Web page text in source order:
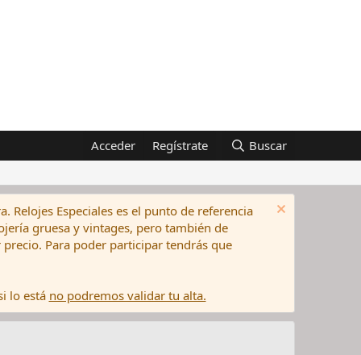
Acceder Regístrate Buscar
Relojes Especiales es el punto de referencia
gruesa y vintages, pero también de
Para poder participar tendrás que
lo está no podremos validar tu alta.